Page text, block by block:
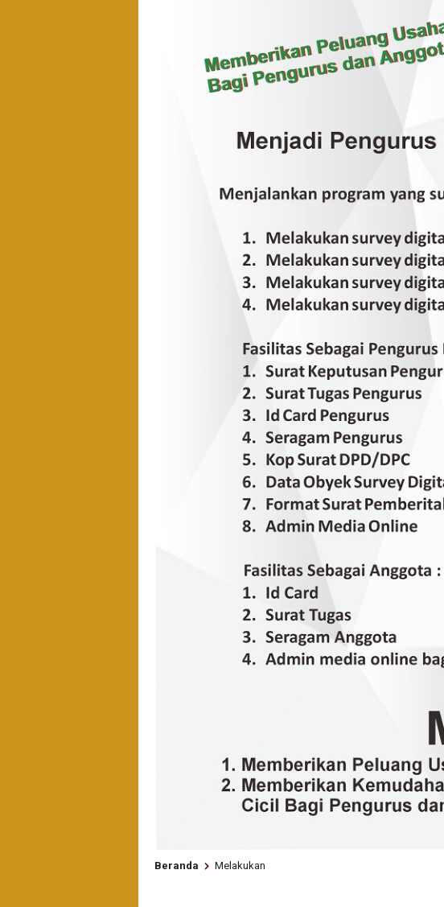
Beranda Melakukan